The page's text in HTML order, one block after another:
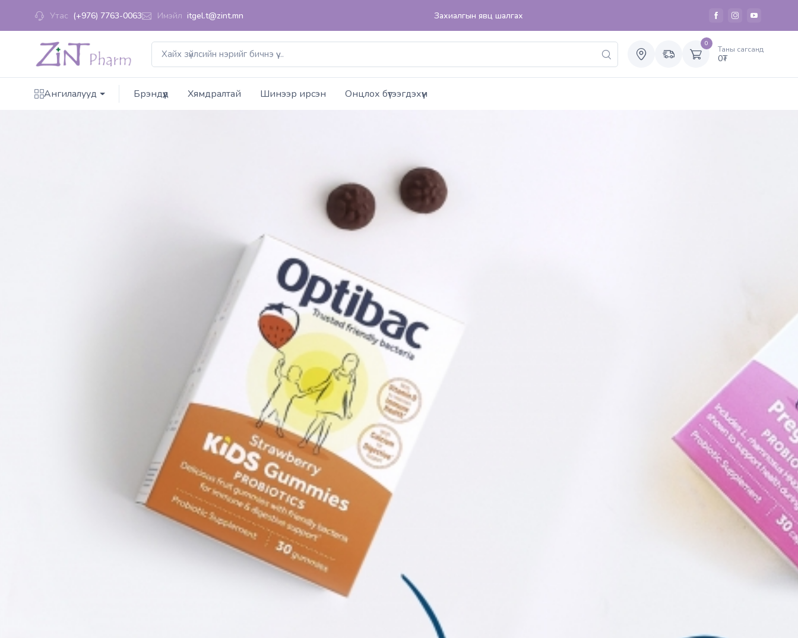
Утас (+976) 7763-0063 Имэйл itgel.t@zint.mn Захиалгын явц шалгах
0
Таны сагсанд
0₮
Ангилалууд Брэндүүд Хямдралтай Шинээр ирсэн Онцлох бүтээгдэхүүн